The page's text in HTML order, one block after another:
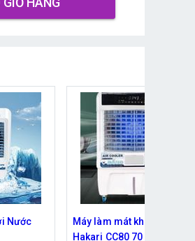
khí
Máy làm mát không khí
Hakari HK-8500